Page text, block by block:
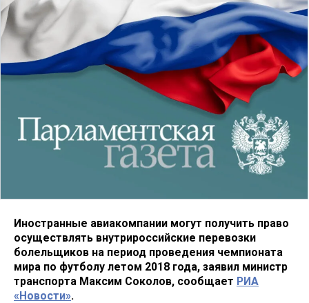
Иностранные авиакомпании могут получить право
осуществлять внутрироссийские перевозки
болельщиков на период проведения чемпионата
мира по футболу летом 2018 года, заявил министр
транспорта Максим Соколов, сообщает РИА
«Новости».